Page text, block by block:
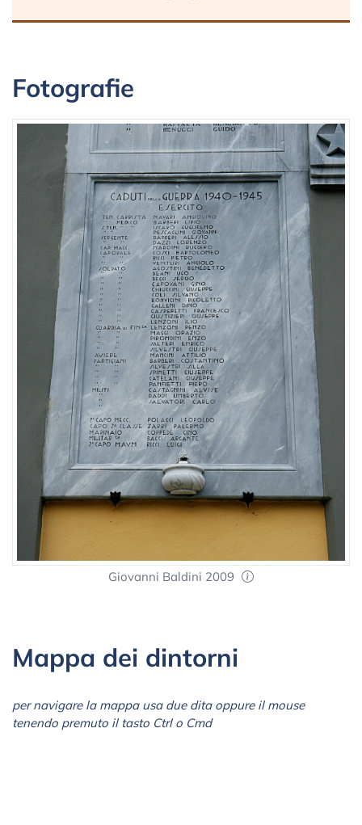
Fotografie
Giovanni Baldini 2009
Mappa dei dintorni
per navigare la mappa usa due dita oppure il mouse
tenendo premuto il tasto Ctrl o Cmd